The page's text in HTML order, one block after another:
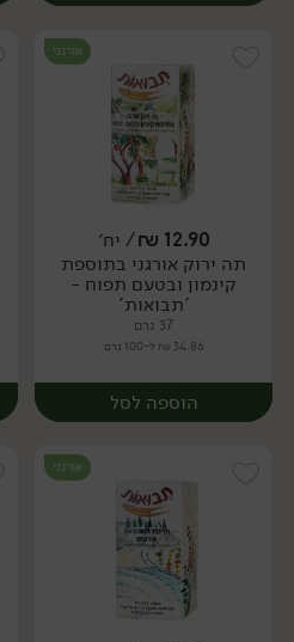
יח׳
אורגני
12.90
₪/ יח׳
תה ירוק אורגני בתוספת
קינמון ובטעם תפוח -
'תבואות'
37 גרם
34.86 ₪ ל-100 גרם
הוספה לסל
אורגני